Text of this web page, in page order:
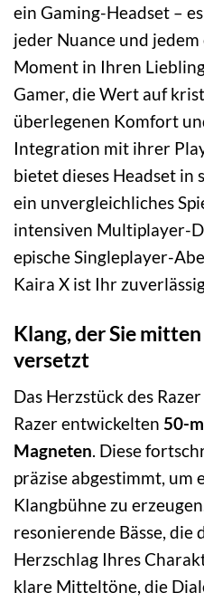
ein Gaming-Headset –
jeder Nuance und
Moment in Ihren
Gamer, die Wert auf
überlegenen Komfort
Integration mit ihrer
bietet dieses Headset
ein unvergleichliches
intensiven Multiplayer-
epische Singleplayer-
Kaira X ist Ihr
Klang, der Sie
versetzt
Das Herzstück des
Razer entwickelten 50-
Magneten. Diese
präzise abgestimmt, um
Klangbühne zu
resonierende Bässe, die
Herzschlag Ihres
klare Mitteltöne, die